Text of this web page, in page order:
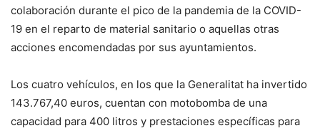
colaboración durante el pico de la pandemia de la COVID-
19 en el reparto de material sanitario o aquellas otras
acciones encomendadas por sus ayuntamientos.
Los cuatro vehículos, en los que la Generalitat ha invertido
143.767,40 euros, cuentan con motobomba de una
capacidad para 400 litros y prestaciones específicas para